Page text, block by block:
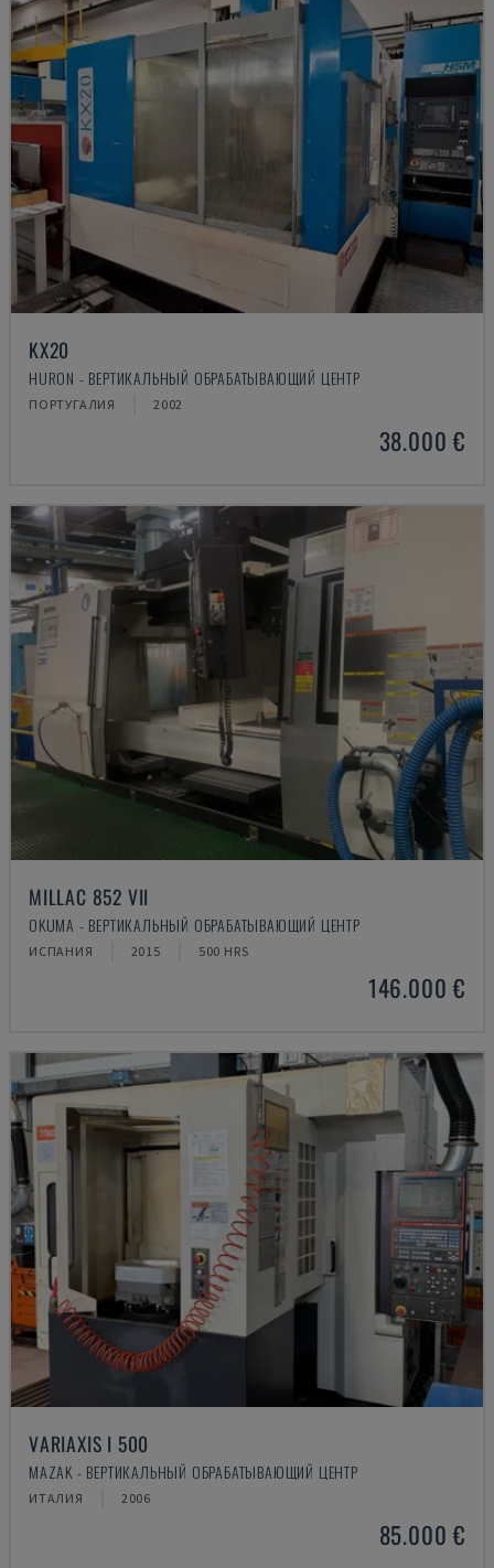
KX20
HURON - ВЕРТИКАЛЬНЫЙ ОБРАБАТЫВАЮЩИЙ ЦЕНТР
ПОРТУГАЛИЯ 2002
38.000 €
MILLAC 852 VII
OKUMA - ВЕРТИКАЛЬНЫЙ ОБРАБАТЫВАЮЩИЙ ЦЕНТР
ИСПАНИЯ 2015 500 HRS
146.000 €
VARIAXIS I 500
MAZAK - ВЕРТИКАЛЬНЫЙ ОБРАБАТЫВАЮЩИЙ ЦЕНТР
ИТАЛИЯ 2006
85.000 €